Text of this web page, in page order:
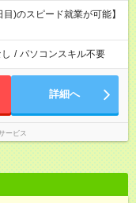
)のスピード就業が可能】
/ パソコンスキル不要
詳細へ
ービス